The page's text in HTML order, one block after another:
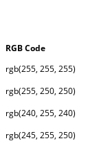
RGB Code
rgb(255, 255, 255)
rgb(255, 250, 250)
rgb(240, 255, 240)
rgb(245, 255, 250)